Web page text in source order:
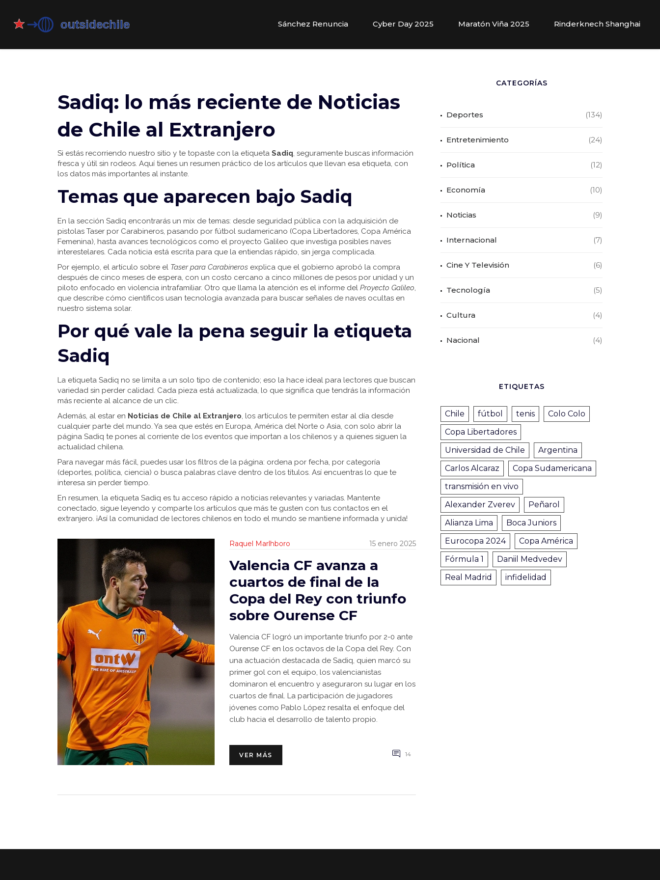
Sánchez Renuncia Cyber Day 2025 Maratón Viña 2025 Rinderknech Shanghai
Sadiq: lo más reciente de Noticias
de Chile al Extranjero
Si estás recorriendo nuestro sitio y te topaste con la etiqueta Sadiq, seguramente buscas información
fresca y útil sin rodeos. Aquí tienes un resumen práctico de los artículos que llevan esa etiqueta, con
los datos más importantes al instante.
Temas que aparecen bajo Sadiq
En la sección Sadiq encontrarás un mix de temas: desde seguridad pública con la adquisición de
pistolas Taser por Carabineros, pasando por fútbol sudamericano (Copa Libertadores, Copa América
Femenina), hasta avances tecnológicos como el proyecto Galileo que investiga posibles naves
interestelares. Cada noticia está escrita para que la entiendas rápido, sin jerga complicada.
Por ejemplo, el artículo sobre el Taser para Carabineros explica que el gobierno aprobó la compra
después de cinco meses de espera, con un costo cercano a cinco millones de pesos por unidad y un
piloto enfocado en violencia intrafamiliar. Otro que llama la atención es el informe del Proyecto Galileo,
que describe cómo científicos usan tecnología avanzada para buscar señales de naves ocultas en
nuestro sistema solar.
Por qué vale la pena seguir la etiqueta
Sadiq
La etiqueta Sadiq no se limita a un solo tipo de contenido; eso la hace ideal para lectores que buscan
variedad sin perder calidad. Cada pieza está actualizada, lo que significa que tendrás la información
más reciente al alcance de un clic.
Además, al estar en Noticias de Chile al Extranjero, los artículos te permiten estar al día desde
cualquier parte del mundo. Ya sea que estés en Europa, América del Norte o Asia, con solo abrir la
página Sadiq te pones al corriente de los eventos que importan a los chilenos y a quienes siguen la
actualidad chilena.
Para navegar más fácil, puedes usar los filtros de la página: ordena por fecha, por categoría
(deportes, política, ciencia) o busca palabras clave dentro de los títulos. Así encuentras lo que te
interesa sin perder tiempo.
En resumen, la etiqueta Sadiq es tu acceso rápido a noticias relevantes y variadas. Mantente
conectado, sigue leyendo y comparte los artículos que más te gusten con tus contactos en el
extranjero. ¡Así la comunidad de lectores chilenos en todo el mundo se mantiene informada y unida!
Raquel Marlhboro 15 enero 2025
Valencia CF avanza a
cuartos de final de la
Copa del Rey con triunfo
sobre Ourense CF
Valencia CF logró un importante triunfo por 2-0 ante
Ourense CF en los octavos de la Copa del Rey. Con
una actuación destacada de Sadiq, quien marcó su
primer gol con el equipo, los valencianistas
dominaron el encuentro y aseguraron su lugar en los
cuartos de final. La participación de jugadores
jóvenes como Pablo López resalta el enfoque del
club hacia el desarrollo de talento propio.
VER MÁS 14
CATEGORÍAS
Deportes (134)
Entretenimiento (24)
Política (12)
Economía (10)
Noticias (9)
Internacional (7)
Cine Y Televisión (6)
Tecnología (5)
Cultura (4)
Nacional (4)
ETIQUETAS
Chile fútbol tenis
Colo Colo
Copa Libertadores
Universidad de Chile
Argentina
Carlos Alcaraz
Copa Sudamericana
transmisión en vivo
Alexander Zverev
Peñarol
Alianza Lima
Boca Juniors
Eurocopa 2024
Copa América
Fórmula 1
Daniil Medvedev
Real Madrid
infidelidad